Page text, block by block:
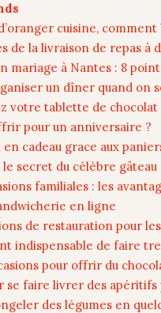
cuisine, comment
de la livraison de repas à
mariage à Nantes : 8
un dîner quand on
votre tablette de chocolat
pour un anniversaire ?
cadeau grace aux
le secret du célèbre
familiales : les
en ligne
de restauration pour
indispensable de faire
pour offrir du
se faire livrer des apéritifs
des légumes en